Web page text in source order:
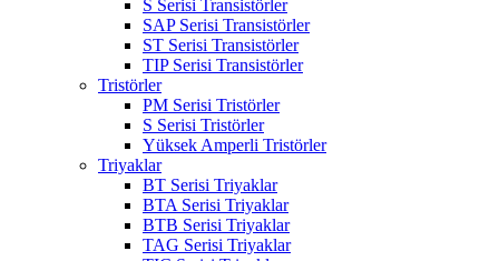
S Serisi Transistörler
SAP Serisi Transistörler
ST Serisi Transistörler
TIP Serisi Transistörler
Tristörler
PM Serisi Tristörler
S Serisi Tristörler
Yüksek Amperli Tristörler
Triyaklar
BT Serisi Triyaklar
BTA Serisi Triyaklar
BTB Serisi Triyaklar
TAG Serisi Triyaklar